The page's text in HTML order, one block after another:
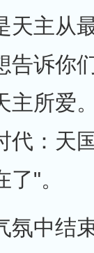
天主从
告诉你
主所爱
代：天
"。
氛中结